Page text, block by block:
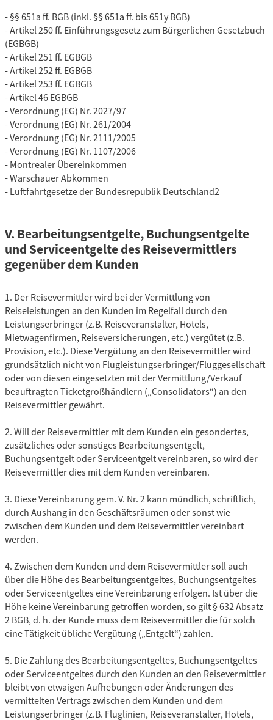
- §§ 651a ff. BGB (inkl. §§ 651a ff. bis 651y BGB)
- Artikel 250 ff. Einführungsgesetz zum Bürgerlichen Gesetzbuch
(EGBGB)
- Artikel 251 ff. EGBGB
- Artikel 252 ff. EGBGB
- Artikel 253 ff. EGBGB
- Artikel 46 EGBGB
- Verordnung (EG) Nr. 2027/97
- Verordnung (EG) Nr. 261/2004
- Verordnung (EG) Nr. 2111/2005
- Verordnung (EG) Nr. 1107/2006
- Montrealer Übereinkommen
- Warschauer Abkommen
- Luftfahrtgesetze der Bundesrepublik Deutschland2
V. Bearbeitungsentgelte, Buchungsentgelte
und Serviceentgelte des Reisevermittlers
gegenüber dem Kunden
1. Der Reisevermittler wird bei der Vermittlung von
Reiseleistungen an den Kunden im Regelfall durch den
Leistungserbringer (z.B. Reiseveranstalter, Hotels,
Mietwagenfirmen, Reiseversicherungen, etc.) vergütet (z.B.
Provision, etc.). Diese Vergütung an den Reisevermittler wird
grundsätzlich nicht von Flugleistungserbringer/Fluggesellschaft
oder von diesen eingesetzten mit der Vermittlung/Verkauf
beauftragten Ticketgroßhändlern („Consolidators“) an den
Reisevermittler gewährt.
2. Will der Reisevermittler mit dem Kunden ein gesondertes,
zusätzliches oder sonstiges Bearbeitungsentgelt,
Buchungsentgelt oder Serviceentgelt vereinbaren, so wird der
Reisevermittler dies mit dem Kunden vereinbaren.
3. Diese Vereinbarung gem. V. Nr. 2 kann mündlich, schriftlich,
durch Aushang in den Geschäftsräumen oder sonst wie
zwischen dem Kunden und dem Reisevermittler vereinbart
werden.
4. Zwischen dem Kunden und dem Reisevermittler soll auch
über die Höhe des Bearbeitungsentgeltes, Buchungsentgeltes
oder Serviceentgeltes eine Vereinbarung erfolgen. Ist über die
Höhe keine Vereinbarung getroffen worden, so gilt § 632 Absatz
2 BGB, d. h. der Kunde muss dem Reisevermittler die für solch
eine Tätigkeit übliche Vergütung („Entgelt“) zahlen.
5. Die Zahlung des Bearbeitungsentgeltes, Buchungsentgeltes
oder Serviceentgeltes durch den Kunden an den Reisevermittler
bleibt von etwaigen Aufhebungen oder Änderungen des
vermittelten Vertrags zwischen dem Kunden und dem
Leistungserbringer (z.B. Fluglinien, Reiseveranstalter, Hotels,